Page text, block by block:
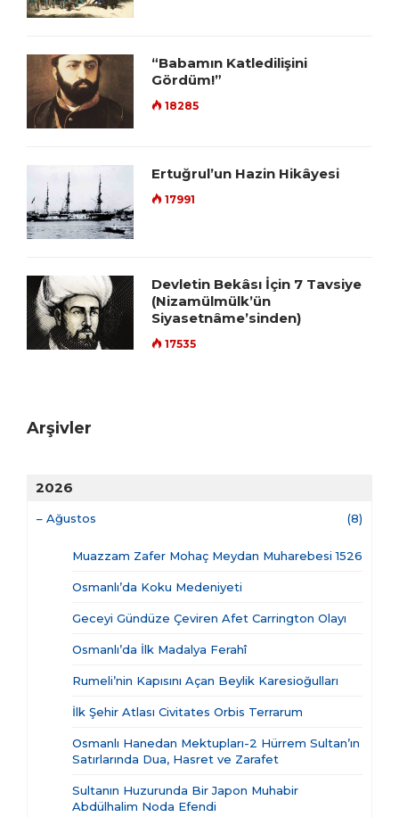
“Babamın Katledilişini
Gördüm!”
18285
Ertuğrul’un Hazin Hikâyesi
17991
Devletin Bekâsı İçin 7 Tavsiye
(Nizamülmülk’ün
Siyasetnâme’sinden)
17535
Arşivler
2026
– Ağustos (8)
Muazzam Zafer Mohaç Meydan Muharebesi 1526
Osmanlı’da Koku Medeniyeti
Geceyi Gündüze Çeviren Afet Carrington Olayı
Osmanlı’da İlk Madalya Ferahî
Rumeli’nin Kapısını Açan Beylik Karesioğulları
İlk Şehir Atlası Civitates Orbis Terrarum
Osmanlı Hanedan Mektupları-2 Hürrem Sultan’ın
Satırlarında Dua, Hasret ve Zarafet
Sultanın Huzurunda Bir Japon Muhabir
Abdülhalim Noda Efendi